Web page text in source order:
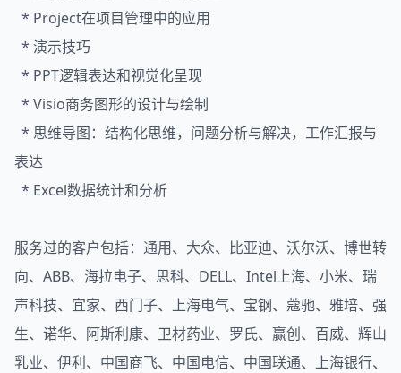
* Project在项目管理中的应用
* 演示技巧
* PPT逻辑表达和视觉化呈现
* Visio商务图形的设计与绘制
* 思维导图：结构化思维，问题分析与解决，工作汇报与
表达
* Excel数据统计和分析
服务过的客户包括：通用、大众、比亚迪、沃尔沃、博世转
向、ABB、海拉电子、思科、DELL、Intel上海、小米、瑞
声科技、宜家、西门子、上海电气、宝钢、蔻驰、雅培、强
生、诺华、阿斯利康、卫材药业、罗氏、赢创、百威、辉山
乳业、伊利、中国商飞、中国电信、中国联通、上海银行、